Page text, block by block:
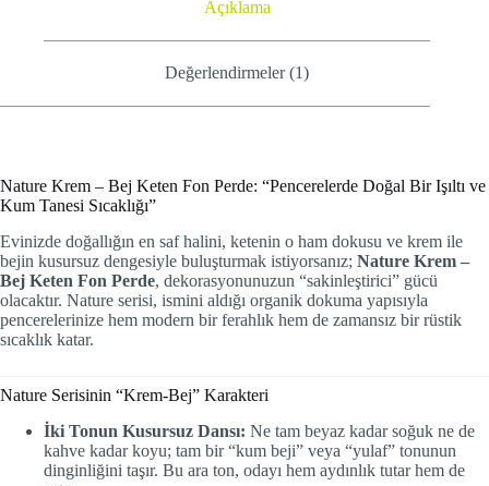
Açıklama
Değerlendirmeler (1)
Nature Krem – Bej Keten Fon Perde: “Pencerelerde Doğal Bir Işıltı ve
Kum Tanesi Sıcaklığı”
Evinizde doğallığın en saf halini, ketenin o ham dokusu ve krem ile
bejin kusursuz dengesiyle buluşturmak istiyorsanız; Nature Krem –
Bej Keten Fon Perde, dekorasyonunuzun “sakinleştirici” gücü
olacaktır. Nature serisi, ismini aldığı organik dokuma yapısıyla
pencerelerinize hem modern bir ferahlık hem de zamansız bir rüstik
sıcaklık katar.
Nature Serisinin “Krem-Bej” Karakteri
İki Tonun Kusursuz Dansı: Ne tam beyaz kadar soğuk ne de
kahve kadar koyu; tam bir “kum beji” veya “yulaf” tonunun
dinginliğini taşır. Bu ara ton, odayı hem aydınlık tutar hem de